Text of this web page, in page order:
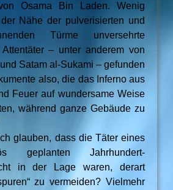
Osama Bin Laden. Wenig
Nähe der pulverisierten und
Türme unversehrte
– unter anderem von
Satam al-Sukami – gefunden
also, die das Inferno aus
Feuer auf wundersame Weise
während ganze Gebäude zu
glauben, dass die Täter eines
geplanten Jahrhundert-
in der Lage waren, derart
zu vermeiden? Vielmehr